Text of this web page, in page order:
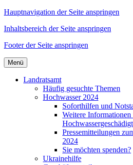
Hauptnavigation der Seite anspringen
Inhaltsbereich der Seite anspringen
Footer der Seite anspringen
Menü
Landratsamt
Häufig gesuchte Themen
Hochwasser 2024
Soforthilfen und
Weitere
Pressemitteilungen
2024
Sie möchten spenden?
Ukrainehilfe